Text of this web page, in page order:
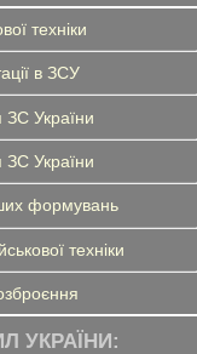
техніки
в ЗСУ
України
ЗС України
формувань
техніки
УКРАЇНИ: